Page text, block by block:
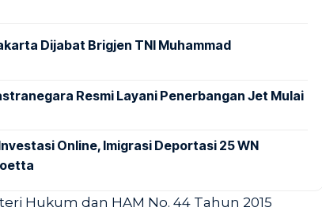
Dijabat Brigjen TNI Muhammad
Resmi Layani Penerbangan Jet Mulai
Online, Imigrasi Deportasi 25 WN
Hukum dan HAM No. 44 Tahun 2015